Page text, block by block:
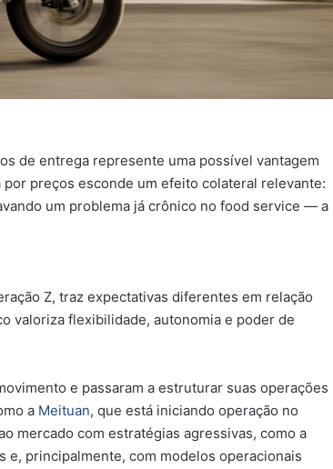
de entrega represente uma possível vantagem
preços esconde um efeito colateral relevante:
um problema já crônico no food service — a
Z, traz expectativas diferentes em relação
valoriza flexibilidade, autonomia e poder de
e passaram a estruturar suas operações
a Meituan, que está iniciando operação no
mercado com estratégias agressivas, como a
e, principalmente, com modelos operacionais